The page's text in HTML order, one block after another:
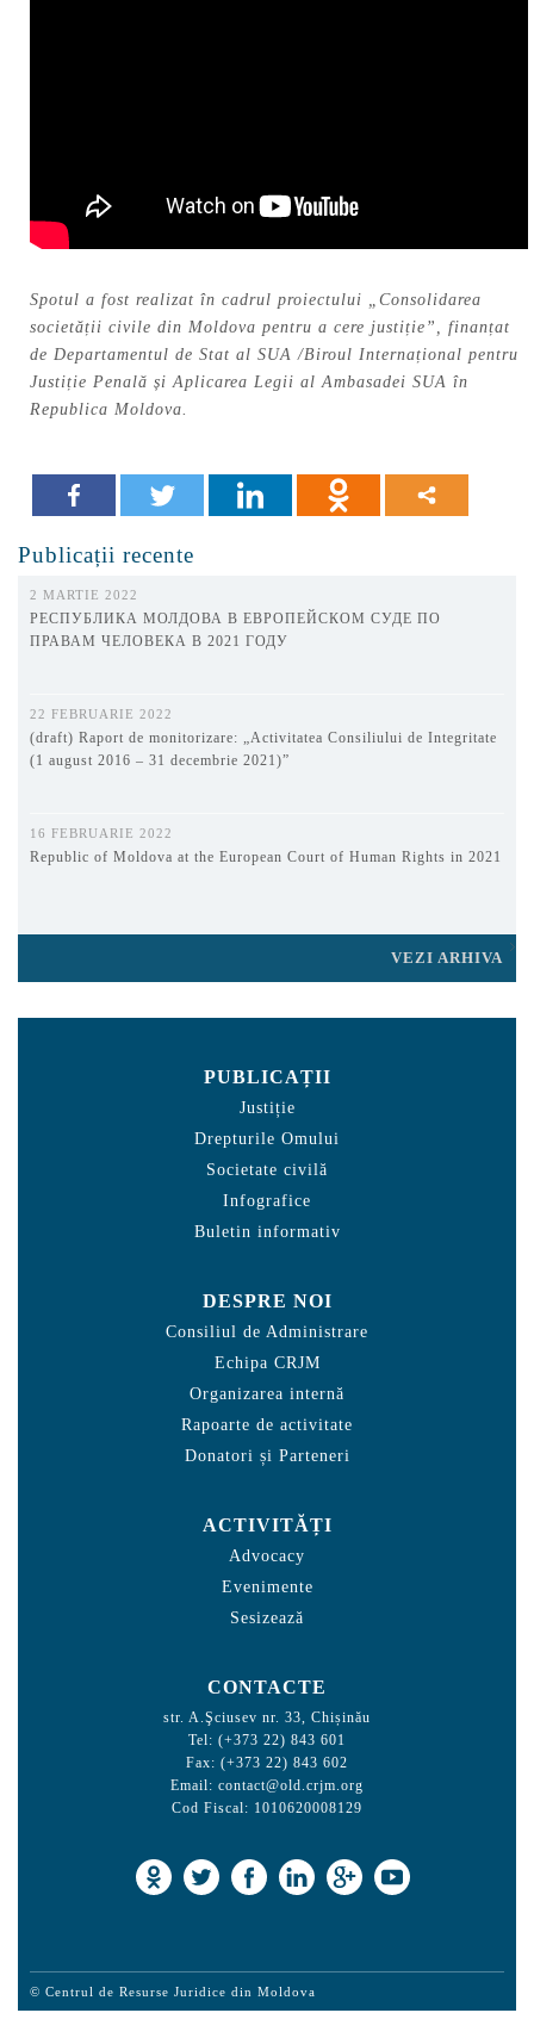
Spotul a fost realizat în cadrul proiectului „Consolidarea
societății civile din Moldova pentru a cere justiție”, finanțat
de Departamentul de Stat al SUA /Biroul Internațional pentru
Justiție Penală și Aplicarea Legii al Ambasadei SUA în
Republica Moldova.
Publicații recente
2 MARTIE 2022
РЕСПУБЛИКА МОЛДОВА В ЕВРОПЕЙСКОМ СУДЕ ПО
ПРАВАМ ЧЕЛОВЕКА В 2021 ГОДУ
22 FEBRUARIE 2022
(draft) Raport de monitorizare: „Activitatea Consiliului de Integritate
(1 august 2016 – 31 decembrie 2021)”
16 FEBRUARIE 2022
Republic of Moldova at the European Court of Human Rights in 2021
VEZI ARHIVA
PUBLICAȚII
Justiție
Drepturile Omului
Societate civilă
Infografice
Buletin informativ
DESPRE NOI
Consiliul de Administrare
Echipa CRJM
Organizarea internă
Rapoarte de activitate
Donatori și Parteneri
ACTIVITĂȚI
Advocacy
Evenimente
Sesizează
CONTACTE
str. A.Şciusev nr. 33, Chișinău
Tel: (+373 22) 843 601
Fax: (+373 22) 843 602
Email: contact@old.crjm.org
Cod Fiscal: 1010620008129
© Centrul de Resurse Juridice din Moldova